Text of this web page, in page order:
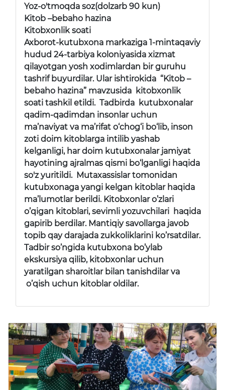
Yoz-o'tmoqda soz(dolzarb 90 kun)
Kitob –bebaho hazina
Kitobxonlik soati
Axborot-kutubxona markaziga 1-mintaqaviy
hudud 24-tarbiya koloniyasida xizmat
qilayotgan yosh xodimlardan bir guruhu
tashrif buyurdilar. Ular ishtirokida “Kitob –
bebaho hazina” mavzusida kitobxonlik
soati tashkil etildi. Tadbirda kutubxonalar
qadim-qadimdan insonlar uchun
ma’naviyat va ma’rifat o‘chog‘i bo‘lib, inson
zoti doim kitoblarga intilib yashab
kelganligi, har doim kutubxonalar jamiyat
hayotining ajralmas qismi bo‘lganligi haqida
so'z yuritildi. Mutaxassislar tomonidan
kutubxonaga yangi kelgan kitoblar haqida
ma’lumotlar berildi. Kitobxonlar o’zlari
o’qigan kitoblari, sevimli yozuvchilari haqida
gapirib berdilar. Mantiqiy savollarga javob
topib qay darajada zukkoliklarini ko’rsatdilar.
Tadbir so’ngida kutubxona bo’ylab
ekskursiya qilib, kitobxonlar uchun
yaratilgan sharoitlar bilan tanishdilar va
o’qish uchun kitoblar oldilar.